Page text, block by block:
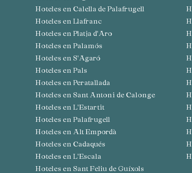
Hoteles en Calella de Palafrugell
Hoteles en Llafranc
Hoteles en Platja d'Aro
Hoteles en Palamós
Hoteles en S'Agaró
Hoteles en Pals
Hoteles en Peratallada
Hoteles en Sant Antoni de Calonge
Hoteles en L'Estartit
Hoteles en Palafrugell
Hoteles en Alt Empordà
Hoteles en Cadaqués
Hoteles en L'Escala
Hoteles en Sant Feliu de Guíxols